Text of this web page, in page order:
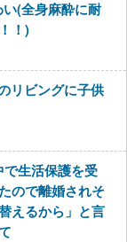
(全身麻酔に耐
！)
リビングに子供
生活保護を受
ので離婚されそ
えるから」と言